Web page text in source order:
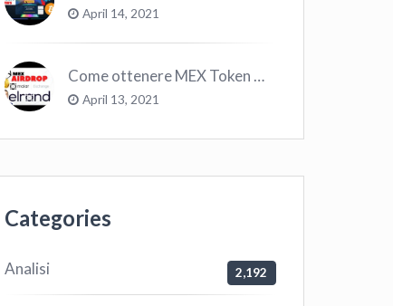
April 14, 2021
Come ottenere MEX Token GRATIS su Elrond ?
April 13, 2021
Categories
Analisi 2,192